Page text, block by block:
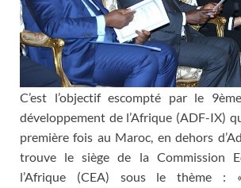
C’est l’objectif escompté par le
développement de l’Afrique (ADF-IX)
première fois au Maroc, en dehors
trouve le siège de la Commission
l’Afrique (CEA) sous le thème :